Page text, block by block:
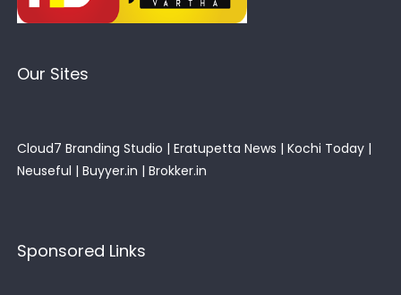
Our Sites
Cloud7 Branding Studio | Eratupetta News | Kochi Today |
Neuseful | Buyyer.in | Brokker.in
Sponsored Links